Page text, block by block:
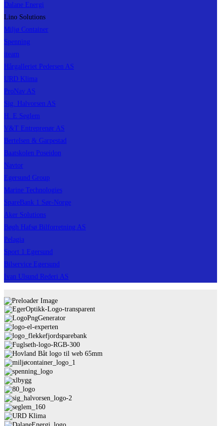
Dalane Energi
Lino Solutions
Miljø Container
Spenning
iteam
Hårgalleriet Pedersen AS
URD Klima
ProNav AS
Sig. Halvorsen AS
H. E Seglem
V&T Entreprenør AS
Bertelsen & Garpestad
Baatskolen Poseidon
Navtor
Egersund Group
Marine Technologies
SpareBank 1 Sør-Norge
Aker Solutions
Bøgh Hafsø Bilforretning AS
Pelagia
Sport 1 Egersund
Bilservice Egersund
Ivan Ulsund Rederi AS